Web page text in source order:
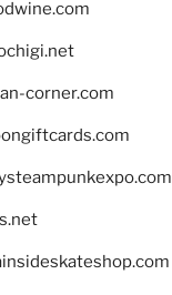
corner.com